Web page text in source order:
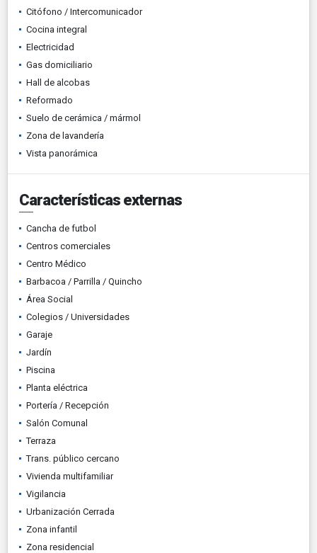
Citófono / Intercomunicador
Cocina integral
Electricidad
Gas domiciliario
Hall de alcobas
Reformado
Suelo de cerámica / mármol
Zona de lavandería
Vista panorámica
Características externas
Cancha de futbol
Centros comerciales
Centro Médico
Barbacoa / Parrilla / Quincho
Área Social
Colegios / Universidades
Garaje
Jardín
Piscina
Planta eléctrica
Portería / Recepción
Salón Comunal
Terraza
Trans. público cercano
Vivienda multifamiliar
Vigilancia
Urbanización Cerrada
Zona infantil
Zona residencial